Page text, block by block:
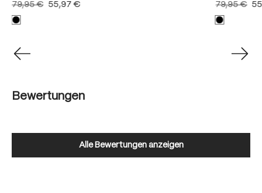
79,95 € 55,97 € 79,95 €
Bewertungen
Alle Bewertungen anzeigen